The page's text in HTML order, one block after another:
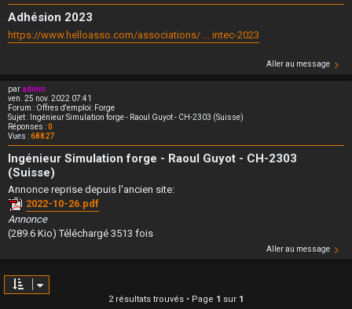
Adhésion 2023
https://www.helloasso.com/associations/ ... intec-2023
Aller au message
paradmin
ven. 25 nov. 2022 07:41
Forum : Offres d'emploi: Forge
Sujet : Ingénieur Simulation forge - Raoul Guyot - CH-2303 (Suisse)
Réponses :0
Vues :68827
Ingénieur Simulation forge - Raoul Guyot - CH-2303
(Suisse)
Annonce reprise depuis l'ancien site:
2022-10-26.pdf
Annonce
(289.6 Kio) Téléchargé 3513 fois
Aller au message
2 résultats trouvés • Page 1 sur 1